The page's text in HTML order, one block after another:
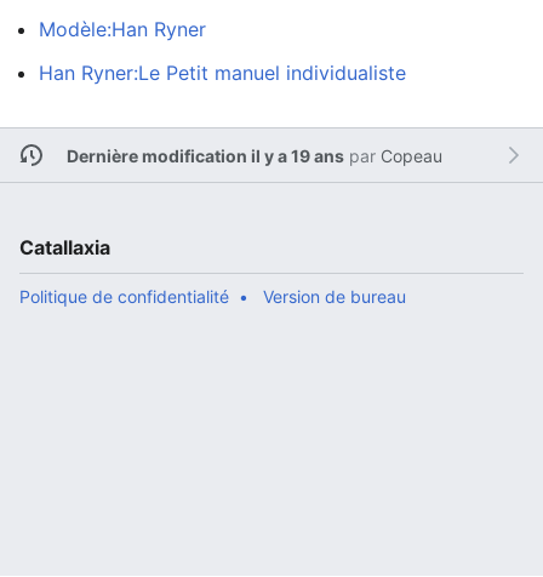
Modèle:Han Ryner
Han Ryner:Le Petit manuel individualiste
Dernière modification il y a 19 anspar Copeau
Catallaxia
Politique de confidentialité Version de bureau